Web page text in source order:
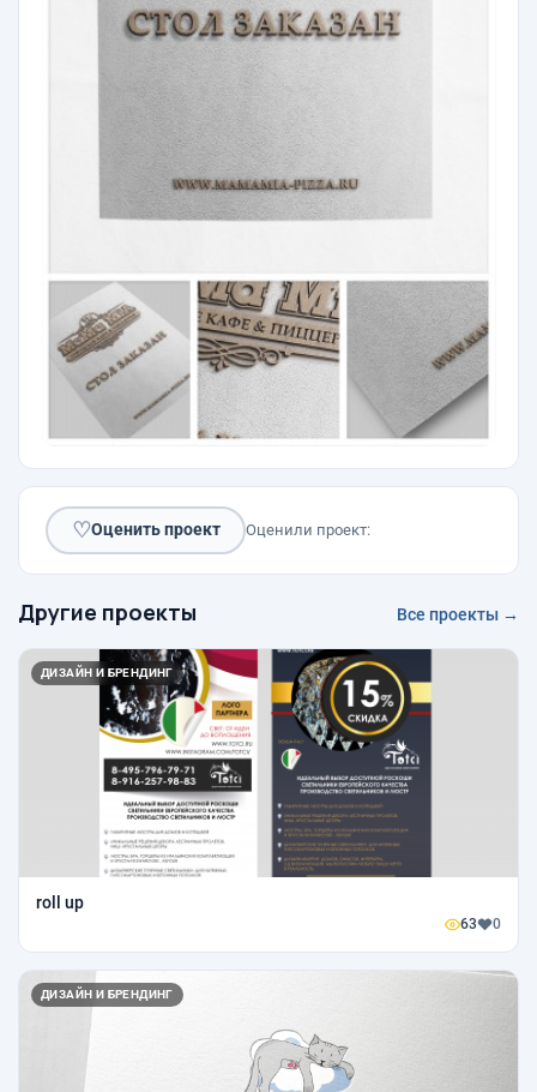
♡Оценить проект Оценили проект:
Другие проекты Все проекты →
ДИЗАЙН И БРЕНДИНГ
roll up
63 0
ДИЗАЙН И БРЕНДИНГ